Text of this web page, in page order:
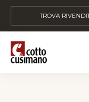
TROVA